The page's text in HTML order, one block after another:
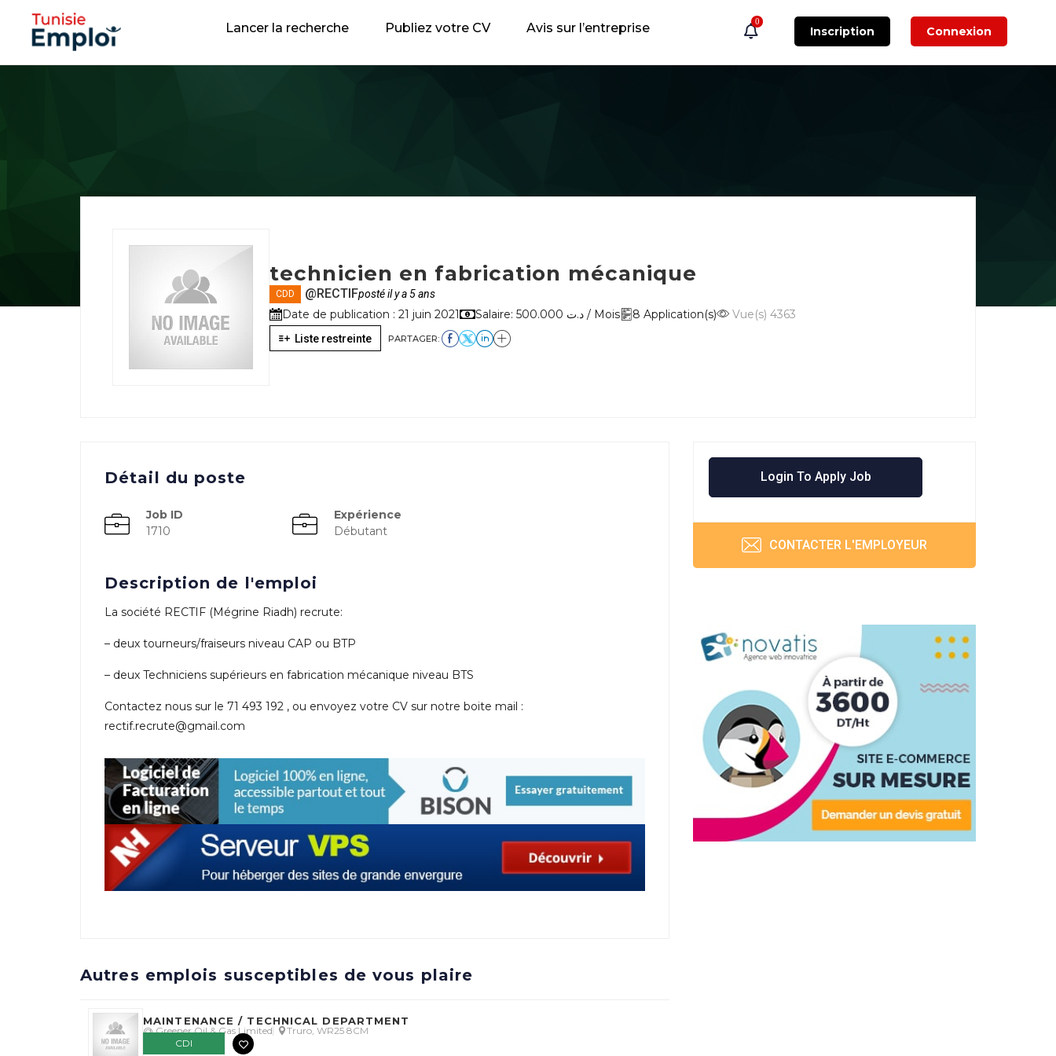
Lancer la recherche Publiez votre CV Avis sur l’entreprise 0
Inscription Connexion
technicien en fabrication mécanique
CDD @RECTIFposté il y a 5 ans
Date de publication : 21 juin 2021 Salaire: 500.000 د.ت / Mois 8 Application(s) Vue(s) 4363
Liste restreinte PARTAGER:
Détail du poste
Job ID
1710
Expérience
Débutant
Description de l'emploi
La société RECTIF (Mégrine Riadh) recrute:
– deux tourneurs/fraiseurs niveau CAP ou BTP
– deux Techniciens supérieurs en fabrication mécanique niveau BTS
Contactez nous sur le 71 493 192 , ou envoyez votre CV sur notre boite mail :
rectif.recrute@gmail.com
Autres emplois susceptibles de vous plaire
MAINTENANCE / TECHNICAL DEPARTMENT
@ Greener Oil & Gas Limited
Truro, WR25 8CM
CDI
Login To Apply Job
CONTACTER L'EMPLOYEUR